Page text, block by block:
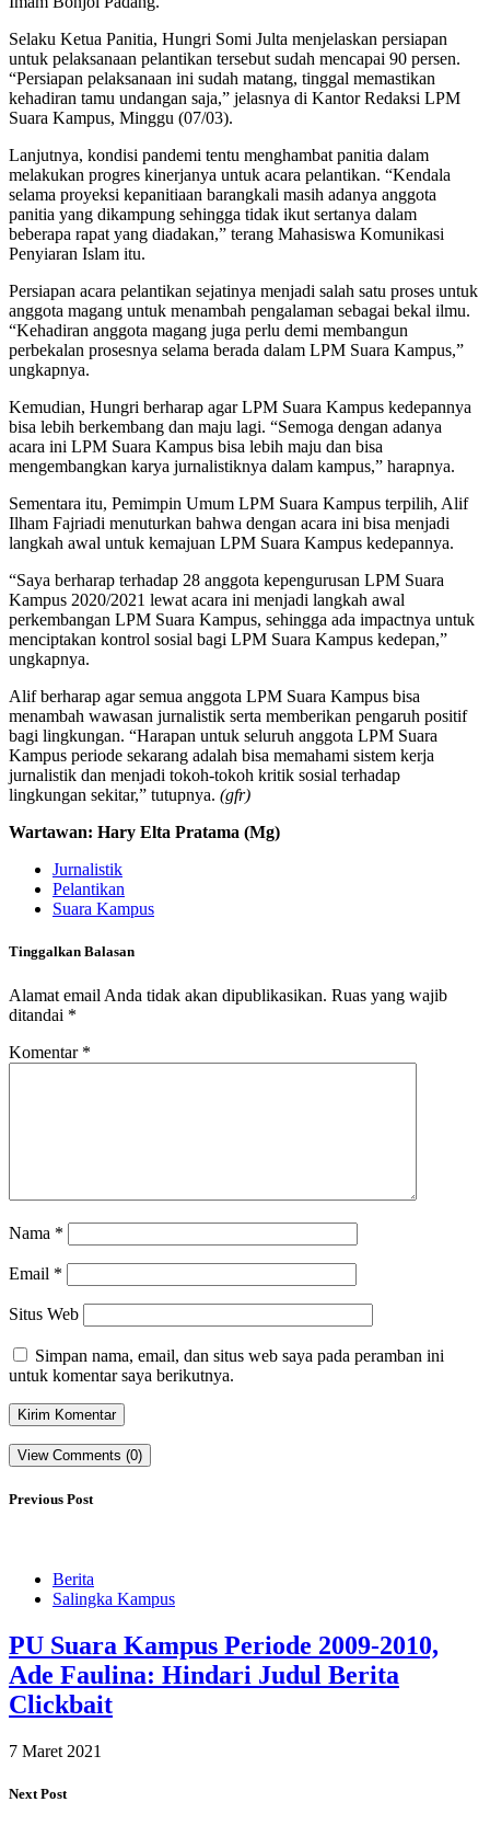
Selaku Ketua Panitia, Hungri Somi Julta menjelaskan persiapan
untuk pelaksanaan pelantikan tersebut sudah mencapai 90 persen.
“Persiapan pelaksanaan ini sudah matang, tinggal memastikan
kehadiran tamu undangan saja,” jelasnya di Kantor Redaksi LPM
Suara Kampus, Minggu (07/03).
Lanjutnya, kondisi pandemi tentu menghambat panitia dalam
melakukan progres kinerjanya untuk acara pelantikan. “Kendala
selama proyeksi kepanitiaan barangkali masih adanya anggota
panitia yang dikampung sehingga tidak ikut sertanya dalam
beberapa rapat yang diadakan,” terang Mahasiswa Komunikasi
Penyiaran Islam itu.
Persiapan acara pelantikan sejatinya menjadi salah satu proses untuk
anggota magang untuk menambah pengalaman sebagai bekal ilmu.
“Kehadiran anggota magang juga perlu demi membangun
perbekalan prosesnya selama berada dalam LPM Suara Kampus,”
ungkapnya.
Kemudian, Hungri berharap agar LPM Suara Kampus kedepannya
bisa lebih berkembang dan maju lagi. “Semoga dengan adanya
acara ini LPM Suara Kampus bisa lebih maju dan bisa
mengembangkan karya jurnalistiknya dalam kampus,” harapnya.
Sementara itu, Pemimpin Umum LPM Suara Kampus terpilih, Alif
Ilham Fajriadi menuturkan bahwa dengan acara ini bisa menjadi
langkah awal untuk kemajuan LPM Suara Kampus kedepannya.
“Saya berharap terhadap 28 anggota kepengurusan LPM Suara
Kampus 2020/2021 lewat acara ini menjadi langkah awal
perkembangan LPM Suara Kampus, sehingga ada impactnya untuk
menciptakan kontrol sosial bagi LPM Suara Kampus kedepan,”
ungkapnya.
Alif berharap agar semua anggota LPM Suara Kampus bisa
menambah wawasan jurnalistik serta memberikan pengaruh positif
bagi lingkungan. “Harapan untuk seluruh anggota LPM Suara
Kampus periode sekarang adalah bisa memahami sistem kerja
jurnalistik dan menjadi tokoh-tokoh kritik sosial terhadap
lingkungan sekitar,” tutupnya. (gfr)
Wartawan: Hary Elta Pratama (Mg)
Jurnalistik
Pelantikan
Suara Kampus
Tinggalkan Balasan
Alamat email Anda tidak akan dipublikasikan. Ruas yang wajib
ditandai *
Komentar *
Nama *
Email *
Situs Web
Simpan nama, email, dan situs web saya pada peramban ini
untuk komentar saya berikutnya.
View Comments (0)
Previous Post
Berita
Salingka Kampus
PU Suara Kampus Periode 2009-2010,
Ade Faulina: Hindari Judul Berita
Clickbait
7 Maret 2021
Next Post